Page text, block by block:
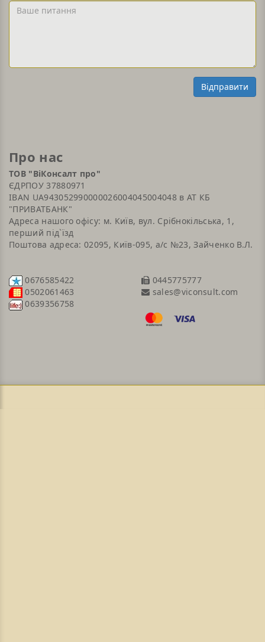
Email
Ваше
Відправити
Про нас
ТОВ "ВіКонсалт про"
ЄДРПОУ 37880971
IBAN UA943052990000026004045004048 в АТ КБ
"ПРИВАТБАНК"
Адреса нашого офісу: м. Київ, вул. Срібнокільська, 1,
перший під`їзд
Поштова адреса: 02095, Київ-095, а/с №23, Зайченко В.Л.
0676585422
0502061463
0639356758
0445775777
sales@viconsult.com